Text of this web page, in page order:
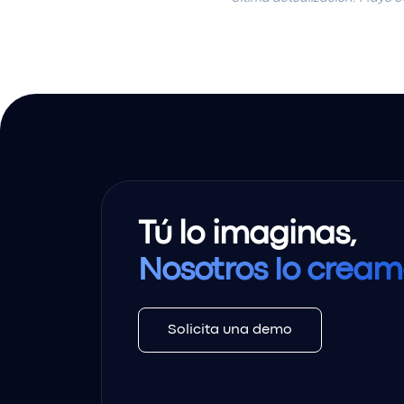
Tú lo imaginas,
Nosotros lo
Solicita una demo